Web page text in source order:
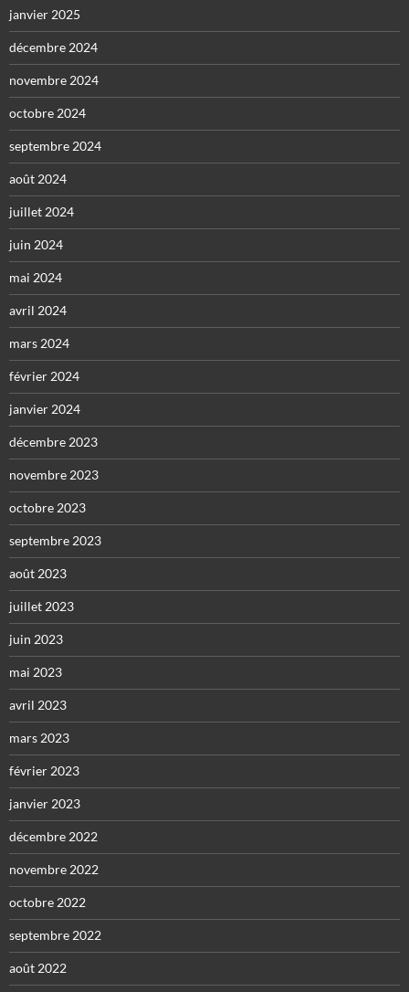
janvier 2025
décembre 2024
novembre 2024
octobre 2024
septembre 2024
août 2024
juillet 2024
juin 2024
mai 2024
avril 2024
mars 2024
février 2024
janvier 2024
décembre 2023
novembre 2023
octobre 2023
septembre 2023
août 2023
juillet 2023
juin 2023
mai 2023
avril 2023
mars 2023
février 2023
janvier 2023
décembre 2022
novembre 2022
octobre 2022
septembre 2022
août 2022